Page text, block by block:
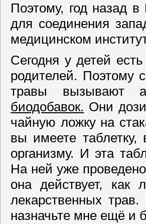
Поэтому, год назад
для соединения
медицинском
Сегодня у детей
родителей. Поэтому
травы вызывают
биодобавок. Они
чайную ложку на
вы имеете таблетку,
организму. И эта
На ней уже
она действует, как
лекарственных
назначьте мне ещё и